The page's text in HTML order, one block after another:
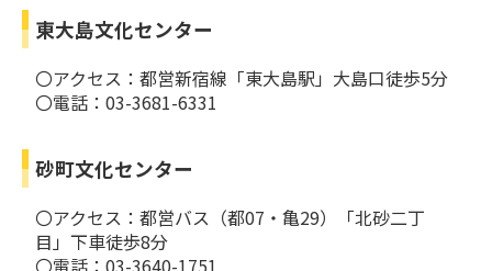
東大島文化センター
〇アクセス：都営新宿線「東大島駅」大島口徒歩5分
〇電話：03-3681-6331
砂町文化センター
〇アクセス：都営バス（都07・亀29）「北砂二丁
目」下車徒歩8分
〇電話：03-3640-1751